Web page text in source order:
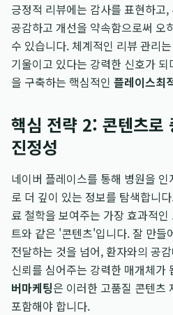
긍정적 리뷰에는 감사를 표현하고
공감하고 개선을 약속함으로써 오
수 있습니다. 체계적인 리뷰 관리
기울이고 있다는 강력한 신호가
을 구축하는 핵심적인 플레이스최
핵심 전략 2: 콘텐츠로
진정성
네이버 플레이스를 통해 병원을
로 더 깊이 있는 정보를 탐색합니
료 철학을 보여주는 가장 효과적
트와 같은 '콘텐츠'입니다. 잘 만들
전달하는 것을 넘어, 환자와의 공
신뢰를 심어주는 강력한 매개체가
버마케팅은 이러한 고품질 콘텐츠
포함해야 합니다.